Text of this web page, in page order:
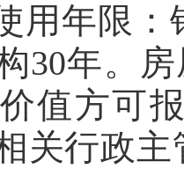
用年限
30年。
值方可
关行政